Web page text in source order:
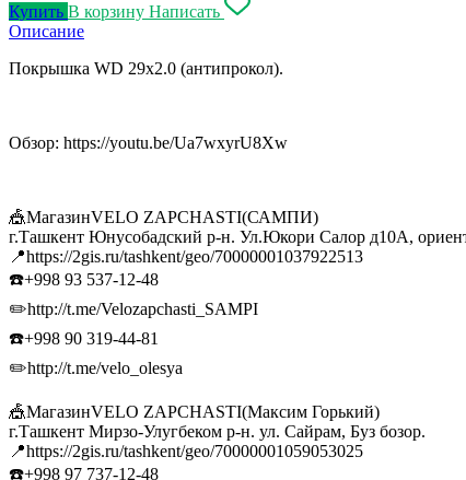
Купить В корзину Написать
Описание
Покрышка WD 29x2.0 (антипрокол).
Обзор: https://youtu.be/Ua7wxyrU8Xw
🎪МагазинVELO ZAPCHASTI(САМПИ)
г.Ташкент Юнусобадский р-н. Ул.Юкори Салор д10А,
📍https://2gis.ru/tashkent/geo/70000001037922513
☎️+998 93 537-12-48
✏️http://t.me/Velozapchasti_SAMPI
☎️+998 90 319-44-81
✏️http://t.me/velo_olesya
🎪МагазинVELO ZAPCHASTI(Максим Горький)
г.Ташкент Мирзо-Улугбеком р-н. ул. Сайрам, Буз бозор.
📍https://2gis.ru/tashkent/geo/70000001059053025
☎️+998 97 737-12-48